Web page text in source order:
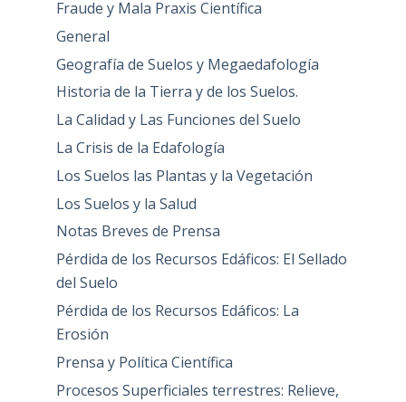
Fraude y Mala Praxis Científica
General
Geografía de Suelos y Megaedafología
Historia de la Tierra y de los Suelos.
La Calidad y Las Funciones del Suelo
La Crisis de la Edafología
Los Suelos las Plantas y la Vegetación
Los Suelos y la Salud
Notas Breves de Prensa
Pérdida de los Recursos Edáficos: El Sellado
del Suelo
Pérdida de los Recursos Edáficos: La
Erosión
Prensa y Política Científica
Procesos Superficiales terrestres: Relieve,